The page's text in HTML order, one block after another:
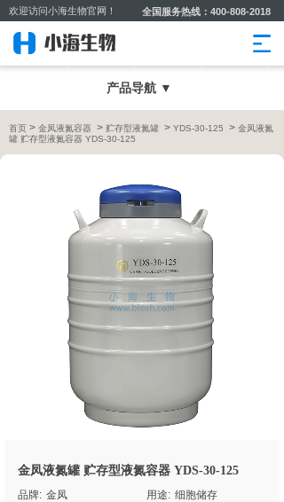
全国服务热线：400-808-2018
欢迎访问小海生物官网！
产品导航 ▼
首页 > 金凤液氮容器 > 贮存型液氮罐 > YDS-30-125 > 金凤液氮
罐 贮存型液氮容器 YDS-30-125
金凤液氮罐 贮存型液氮容器 YDS-30-125
品牌: 金凤 用途: 细胞储存